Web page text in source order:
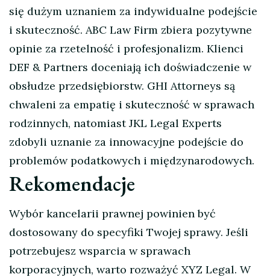
się dużym uznaniem za indywidualne podejście
i skuteczność. ABC Law Firm zbiera pozytywne
opinie za rzetelność i profesjonalizm. Klienci
DEF & Partners doceniają ich doświadczenie w
obsłudze przedsiębiorstw. GHI Attorneys są
chwaleni za empatię i skuteczność w sprawach
rodzinnych, natomiast JKL Legal Experts
zdobyli uznanie za innowacyjne podejście do
problemów podatkowych i międzynarodowych.
Rekomendacje
Wybór kancelarii prawnej powinien być
dostosowany do specyfiki Twojej sprawy. Jeśli
potrzebujesz wsparcia w sprawach
korporacyjnych, warto rozważyć XYZ Legal. W